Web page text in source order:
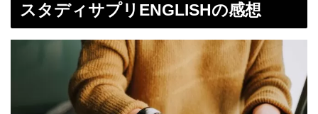
スタディサプリENGLISHの感想